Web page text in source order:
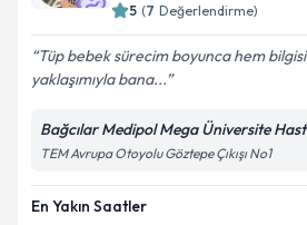
Kişisel verilerimin
Metni'ni okudum ve kişisel
kapsamda işlenmesini kabul
5 (7 Değerlendirme)
Tüp bebek sürecim boyunca hem
yaklaşımıyla bana...
Bağcılar Medipol Mega Üniversite
TEM Avrupa Otoyolu Göztepe Çıkışı No1
En Yakın Saatler